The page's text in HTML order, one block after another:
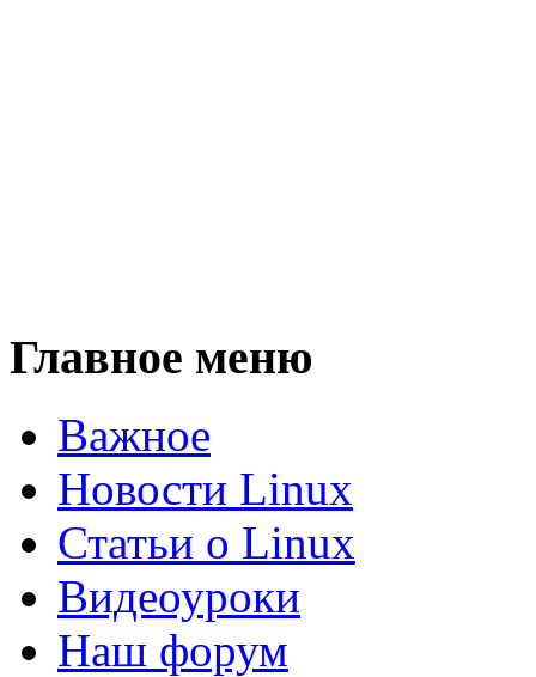
Главное меню
Важное
Новости Linux
Статьи о Linux
Видеоуроки
Наш форум